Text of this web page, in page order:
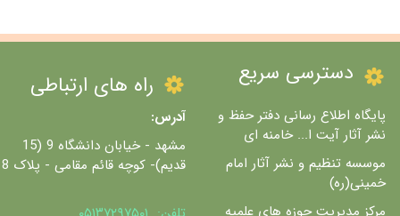
دسترسی سریع
پایگاه اطلاع رسانی دفتر حفظ و
نشر آثار آیت ا... خامنه ای
موسسه تنظیم و نشر آثار امام
خمینی(ره)
مرکز مدیریت حوزه های علمیه
راه های ارتباطی
آدرس:
مشهد - خیابان دانشگاه 9 (15
قدیم)- کوچه قائم مقامی - پلاک 8